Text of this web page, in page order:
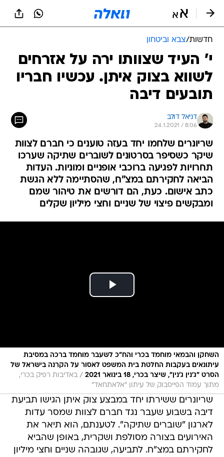
חדשות/צבא וביטחון
י' העיד שצוותו ירה על אזרחים
לשווא בצוק איתן. עכשיו חבריו
תובעים דיבה
דניאל דולב
24.1.2021 / 8:06
שריונרים שלחמו יחד בעזה טוענים כי חברם לצוות
שיקר כשסיפר בסרטונים לשוברים שתיקה שערכו
תחרויות לפגיעה ברוכבי אופניים ומוניות. העדות
הביאה לחקירתם במצ"ח, שהסתיימה ללא הגשת
כתב אישום. כעת, הם דורשים את טיהור שמם
ומבקשים פיצוי של שניים וחצי מיליון שקלים
השחקן והבמאי מוחמד בכרי והח"כ לשעבר מוחמד ברכה במסיבת
עיתונאים בעקבות החלטת בית המשפט לאסור על הקרנה בישראל של
הסרט "ג'נין ג'נין", שיצר בכרי, 18 בינואר 2021
/ באדיבות רפיק בכרי,
מתוך עמוד הפייסבוק של עיתון "אלאתחאד"
שריונרים ששירתו יחד במבצע צוק איתן הגישו תביעת
דיבה בשבוע שעבר נגד חברם לצוות שמסר עדות
לארגון "שוברים שתיקה". לטענתם, הוא תיאר את
האירועים בצורה מסולפת ושקרית, באופן שהביא
לחקירתם במצ"ח. לתביעה, שגובהה שניים וחצי מיליון